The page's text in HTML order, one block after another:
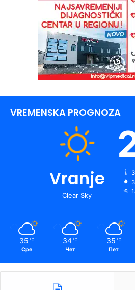
VREMENSKA PROGNOZA
Vranje
Clear Sky
35 ℃
Сре
34 ℃
Чет
35 ℃
Пет